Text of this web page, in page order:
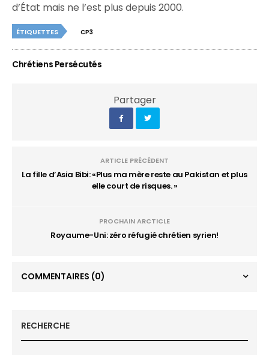
d’État mais ne l’est plus depuis 2000.
ÉTIQUETTES CP3
Chrétiens Persécutés
Partager
ARTICLE PRÉCÉDENT
La fille d’Asia Bibi: «Plus ma mère reste au Pakistan et plus
elle court de risques. »
PROCHAIN ARCTICLE
Royaume-Uni: zéro réfugié chrétien syrien!
COMMENTAIRES (0)
RECHERCHE